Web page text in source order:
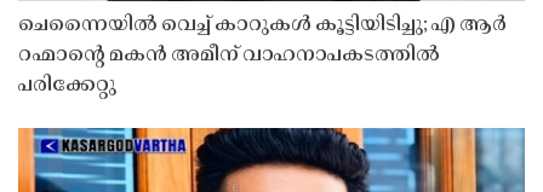
ചെന്നൈയിൽ വെച്ച് കാറുകൾ കൂട്ടിയിടിച്ചു; എ ആർ
റഹ്മാൻ്റെ മകൻ അമീന് വാഹനാപകടത്തിൽ
പരിക്കേറ്റു